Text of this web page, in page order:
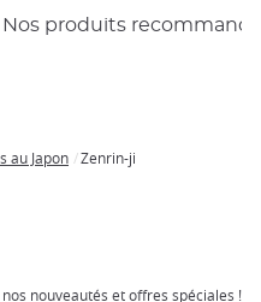
Nos produits
au Japon Zenrin-ji
nouveautés et offres spéciales !